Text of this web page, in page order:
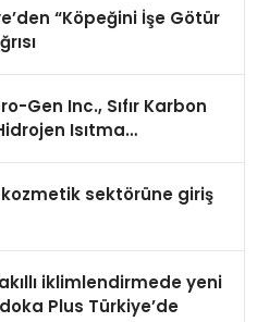
“Köpeğini İşe Götür
Gen Inc., Sıfır Karbon
Isıtma
kozmetik sektörüne giriş
iklimlendirmede yeni
Plus Türkiye’de